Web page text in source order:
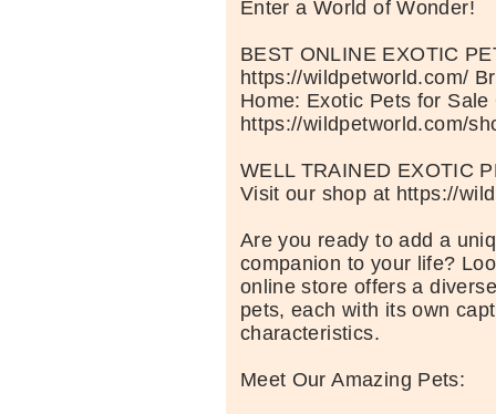
Enter a World of Wonder!
BEST ONLINE EXOTIC
https://wildpetworld.com/
Home: Exotic Pets for Sale
https://wildpetworld.com/
WELL TRAINED EXOTIC
Visit our shop at https://
Are you ready to add a
companion to your life?
online store offers a
pets, each with its own
characteristics.
Meet Our Amazing Pets: